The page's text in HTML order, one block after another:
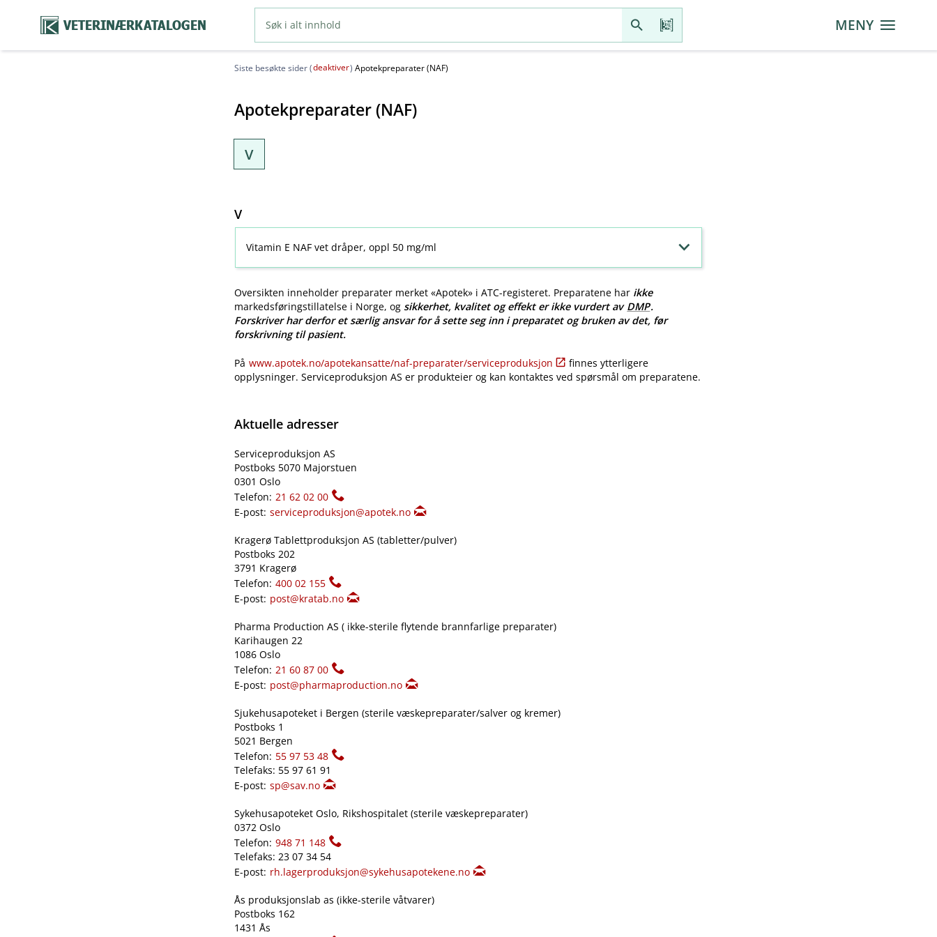
VETERINÆRKATALOGEN MENY
Siste besøkte sider (deaktiver) Apotekpreparater (NAF)
Apotekpreparater (NAF)
V
V
Vitamin E NAF vet dråper, oppl 50 mg/ml
Oversikten inneholder preparater merket «Apotek» i ATC-registeret. Preparatene har ikke
markedsføringstillatelse i Norge, ogsikkerhet, kvalitet og effekt er ikke vurdert av DMP.
Forskriver har derfor et særlig ansvar for å sette seg inn i preparatet og bruken av det, før
forskrivning til pasient.
På www.apotek.no​/​apotekansatte​/​naf-preparater​/​serviceproduksjon
finnes ytterligere
opplysninger. Serviceproduksjon AS er produkteier og kan kontaktes ved spørsmål om preparatene.
Aktuelle adresser
Serviceproduksjon AS
Postboks 5070 Majorstuen
0301 Oslo
Telefon: 21 62 02 00
E-post: serviceproduksjon@apotek.no
Kragerø Tablettproduksjon AS (tabletter​/​pulver)
Postboks 202
3791 Kragerø
Telefon: 400 02 155
E-post: post@kratab.no
Pharma Production AS ( ikke-sterile flytende brannfarlige preparater)
Karihaugen 22
1086 Oslo
Telefon: 21 60 87 00
E-post: post@pharmaproduction.no
Sjukehusapoteket i Bergen (sterile væskepreparater​/​salver og kremer)
Postboks 1
5021 Bergen
Telefon: 55 97 53 48
Telefaks: 55 97 61 91
E-post: sp@sav.no
Sykehusapoteket Oslo, Rikshospitalet (sterile væskepreparater)
0372 Oslo
Telefon: 948 71 148
Telefaks: 23 07 34 54
E-post: rh.lagerproduksjon@sykehusapotekene.no
Ås produksjonslab as (ikke-sterile våtvarer)
Postboks 162
1431 Ås